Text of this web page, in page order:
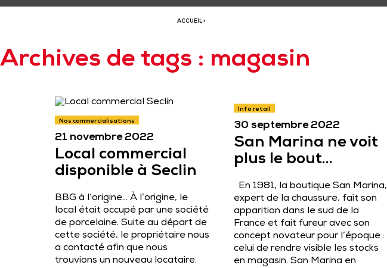
ACCUEIL>
Archives de tags : magasin
Nos commercialisations
21 novembre 2022
Local commercial
disponible à Seclin
BBG à l’origine… À l’origine, le
local était occupé par une société
de porcelaine. Suite au départ de
cette société, le propriétaire nous
a contacté afin que nous
trouvions un nouveau locataire.
Info retail
30 septembre 2022
San Marina ne voit
plus le bout…
En 1981, la boutique San Marina,
expert de la chaussure, fait son
apparition dans le sud de la
France et fait fureur avec son
concept novateur pour l’époque :
celui de rendre visible les stocks
en magasin. San Marina en